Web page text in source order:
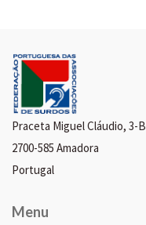
Praceta Miguel Cláudio, 3-B
2700-585 Amadora
Portugal
Menu